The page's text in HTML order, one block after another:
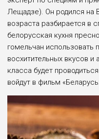
Лещадзе). Он родился на
возраста разбирается в
белорусская кухня
гомельчан использовать
восхитительных вкусов
класса будет
войдут в фильм